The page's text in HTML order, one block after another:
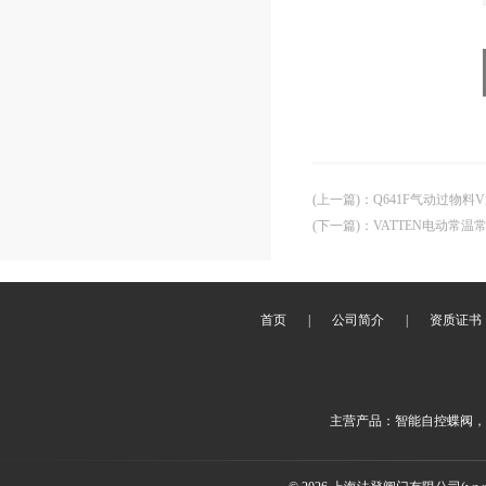
(上一篇) ： Q641F气动过物料
(下一篇) ： VATTEN电动常温
首页 公司简介 资质证书
主营产品：智能自控蝶阀